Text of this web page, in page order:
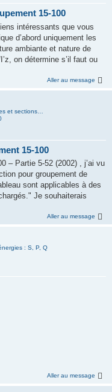
15-100
intéressants que vous
d’abord uniquement les
ambiante et nature de
on détermine s’il faut ou
Aller au message
et sections…
15-100
– Partie 5-52 (2002) , j’ai vu
pour groupement de
sont applicables à des
Je souhaiterais
Aller au message
: S, P, Q
Aller au message